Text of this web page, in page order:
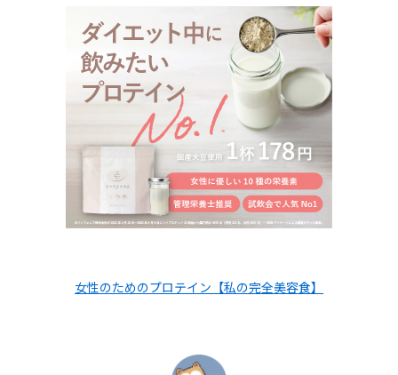
女性のためのプロテイン【私の完全美容食】